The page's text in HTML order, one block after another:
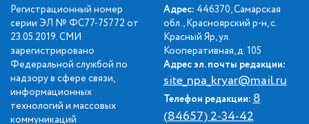
Регистрационный номер
серии ЭЛ № ФС77-75772 от
23.05.2019. СМИ
зарегистрировано
Федеральной службой по
надзору в сфере связи,
информационных
технологий и массовых
коммуникаций
Адрес: 446370, Самарская
обл., Красноярский р-н, с.
Красный Яр, ул.
Кооперативная, д. 105
Адрес эл. почты редакции:
site_npa_kryar@mail.ru
Телефон редакции:8
(84657) 2-34-42